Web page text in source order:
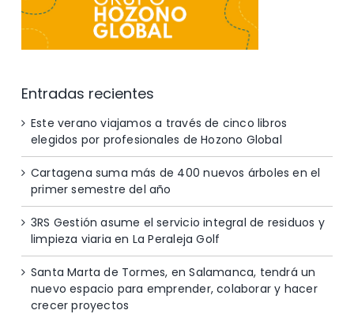
Entradas recientes
Este verano viajamos a través de cinco libros
elegidos por profesionales de Hozono Global
Cartagena suma más de 400 nuevos árboles en el
primer semestre del año
3RS Gestión asume el servicio integral de residuos y
limpieza viaria en La Peraleja Golf
Santa Marta de Tormes, en Salamanca, tendrá un
nuevo espacio para emprender, colaborar y hacer
crecer proyectos